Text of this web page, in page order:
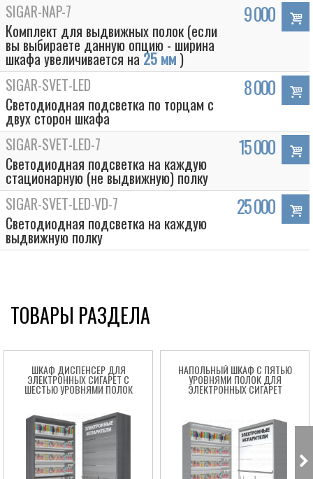
SIGAR-NAP-7
Комплект для выдвижных полок (если
вы выбираете данную опцию - ширина
шкафа увеличивается на 25 мм )
9 000
SIGAR-SVET-LED
Светодиодная подсветка по торцам с
двух сторон шкафа
8 000
SIGAR-SVET-LED-7
Светодиодная подсветка на каждую
стационарную (не выдвижную) полку
15 000
SIGAR-SVET-LED-VD-7
Светодиодная подсветка на каждую
выдвижную полку
25 000
ТОВАРЫ РАЗДЕЛА
ШКАФ ДИСПЕНСЕР ДЛЯ
ЭЛЕКТРОННЫХ СИГАРЕТ С
ШЕСТЬЮ УРОВНЯМИ ПОЛОК
НАПОЛЬНЫЙ ШКАФ С ПЯТЬЮ
УРОВНЯМИ ПОЛОК ДЛЯ
ЭЛЕКТРОННЫХ СИГАРЕТ